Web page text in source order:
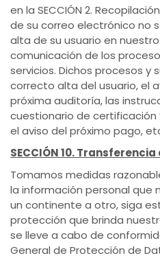
en la SECCIÓN 2.
de su correo electrónico no
alta de su usuario en
comunicación de los
servicios. Dichos procesos y
correcto alta del usuario, el
próxima auditoría, las
cuestionario de certificación
el aviso del próximo pago,
SECCIÓN 10.
Tomamos medidas
la información personal que
un continente a otro, siga
protección que brinda
se lleve a cabo de
General de Protección de